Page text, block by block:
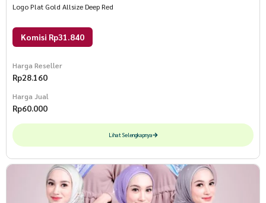
Logo Plat Gold Allsize Deep Red
Komisi Rp31.840
Harga Reseller
Rp28.160
Harga Jual
Rp60.000
Lihat Selengkapnya